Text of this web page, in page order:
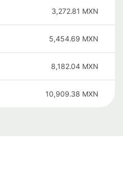
3,272.81 MXN
5,454.69 MXN
8,182.04 MXN
10,909.38 MXN